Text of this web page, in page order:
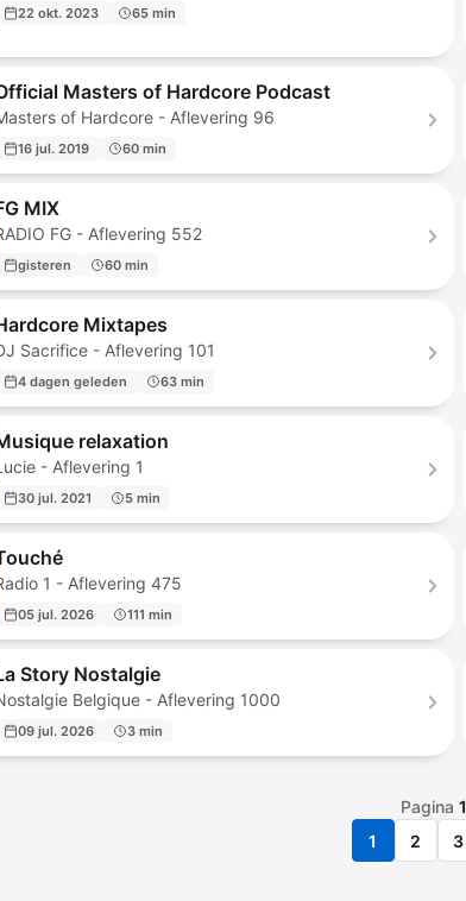
22 okt. 2023 65 min
Masters of Hardcore Podcast
of Hardcore - Aflevering 96
16 jul. 2019 60 min
MIX
FG - Aflevering 552
gisteren 60 min
Mixtapes
Sacrifice - Aflevering 101
4 dagen geleden 63 min
relaxation
- Aflevering 1
30 jul. 2021 5 min
1 - Aflevering 475
05 jul. 2026 111 min
Story Nostalgie
Belgique - Aflevering 1000
09 jul. 2026 3 min
Pagina 1
1
2 3